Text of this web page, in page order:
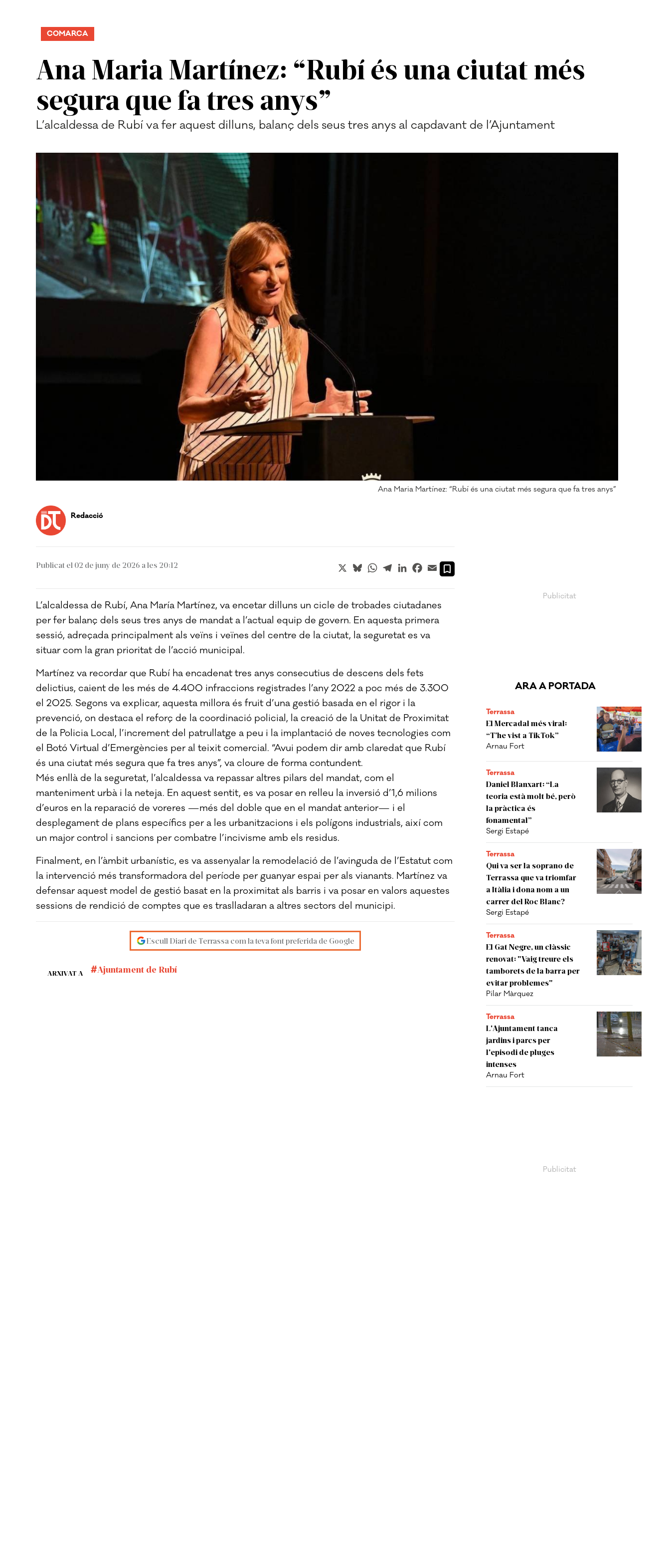
Ana Maria Martínez: “Rubí és una ciutat més
segura que fa tres anys”
COMARCA
L’alcaldessa de Rubí va fer aquest dilluns, balanç dels seus tres anys al capdavant de l’Ajuntament
Ana Maria Martínez: “Rubí és una ciutat més segura que fa tres anys”
ARA A PORTADA
Terrassa
El Mercadal més viral:
“T’he vist a TikTok”
Arnau Fort
Terrassa
Daniel Blanxart: “La
teoria està molt bé, però
la pràctica és
fonamental”
Sergi Estapé
Terrassa
Qui va ser la soprano de
Terrassa que va triomfar
a Itàlia i dona nom a un
carrer del Roc Blanc?
Sergi Estapé
Terrassa
El Gat Negre, un clàssic
renovat: "Vaig treure els
tamborets de la barra per
evitar problemes"
Pilar Màrquez
Terrassa
L'Ajuntament tanca
jardins i parcs per
l'episodi de pluges
intenses
Arnau Fort
Redacció
Publicat el 02 de juny de 2026 a les 20:12 X BlueskyWhatsApp
TelegramLinkedInFacebook
Email
L’alcaldessa de Rubí, Ana María Martínez, va encetar dilluns un cicle de trobades ciutadanes
per fer balanç dels seus tres anys de mandat a l’actual equip de govern. En aquesta primera
sessió, adreçada principalment als veïns i veïnes del centre de la ciutat, la seguretat es va
situar com la gran prioritat de l’acció municipal.
Martínez va recordar que Rubí ha encadenat tres anys consecutius de descens dels fets
delictius, caient de les més de 4.400 infraccions registrades l’any 2022 a poc més de 3.300
el 2025. Segons va explicar, aquesta millora és fruit d’una gestió basada en el rigor i la
prevenció, on destaca el reforç de la coordinació policial, la creació de la Unitat de Proximitat
de la Policia Local, l’increment del patrullatge a peu i la implantació de noves tecnologies com
el Botó Virtual d’Emergències per al teixit comercial. “Avui podem dir amb claredat que Rubí
és una ciutat més segura que fa tres anys”, va cloure de forma contundent.
Més enllà de la seguretat, l’alcaldessa va repassar altres pilars del mandat, com el
manteniment urbà i la neteja. En aquest sentit, es va posar en relleu la inversió d’1,6 milions
d’euros en la reparació de voreres —més del doble que en el mandat anterior— i el
desplegament de plans específics per a les urbanitzacions i els polígons industrials, així com
un major control i sancions per combatre l’incivisme amb els residus.
Finalment, en l’àmbit urbanístic, es va assenyalar la remodelació de l’avinguda de l’Estatut com
la intervenció més transformadora del període per guanyar espai per als vianants. Martínez va
defensar aquest model de gestió basat en la proximitat als barris i va posar en valors aquestes
sessions de rendició de comptes que es traslladaran a altres sectors del municipi.
Escull Diari de Terrassa com la teva font preferida de Google
ARXIVAT A Ajuntament de Rubí